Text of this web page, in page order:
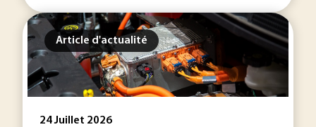
Article d'actualité
24 Juillet 2026